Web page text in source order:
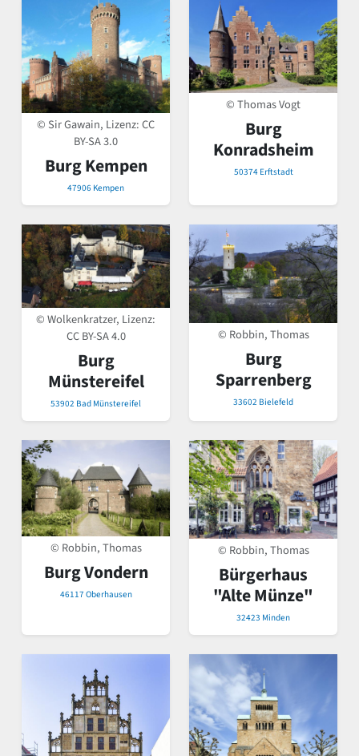
© Sir Gawain, Lizenz:CC
BY-SA 3.0
Burg Kempen
47906 Kempen
© Thomas Vogt
Burg
Konradsheim
50374 Erftstadt
© Wolkenkratzer, Lizenz:
CC BY-SA 4.0
Burg
Münstereifel
53902 Bad Münstereifel
© Robbin, Thomas
Burg
Sparrenberg
33602 Bielefeld
© Robbin, Thomas
Burg Vondern
46117 Oberhausen
© Robbin, Thomas
Bürgerhaus
"Alte Münze"
32423 Minden